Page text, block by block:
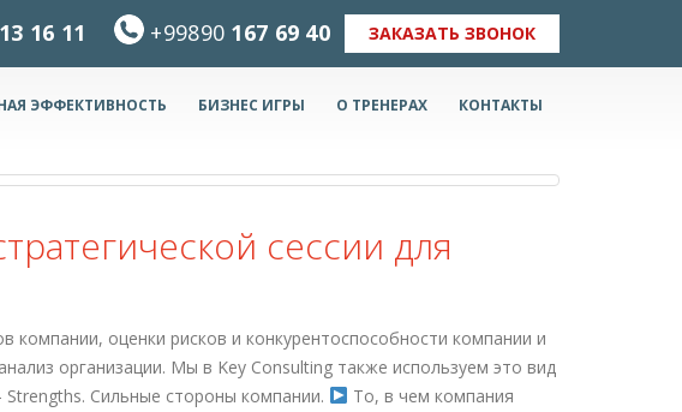
16 11 +99890 167 69 40 ЗАКАЗАТЬ ЗВОНОК
ЭФФЕКТИВНОСТЬ БИЗНЕС ИГРЫ О ТРЕНЕРАХ КОНТАКТЫ
сессии для
оценки рисков и конкурентоспособности компании и
организации. Мы в Key Consulting также используем это вид
Strengths. Сильные стороны компании.
То, в чем компания